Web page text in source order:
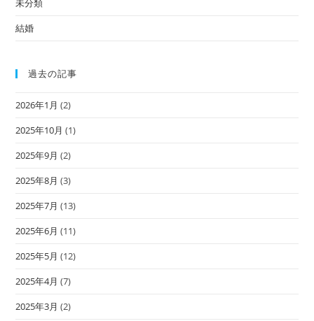
未分類
結婚
過去の記事
2026年1月 (2)
2025年10月 (1)
2025年9月 (2)
2025年8月 (3)
2025年7月 (13)
2025年6月 (11)
2025年5月 (12)
2025年4月 (7)
2025年3月 (2)